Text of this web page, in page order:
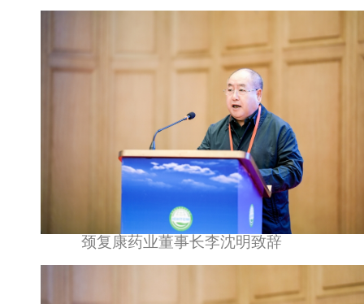
颈复康药业董事长李沈明致辞